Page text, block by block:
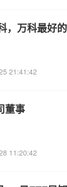
万科最好
21:41:42
董事
11:20:42